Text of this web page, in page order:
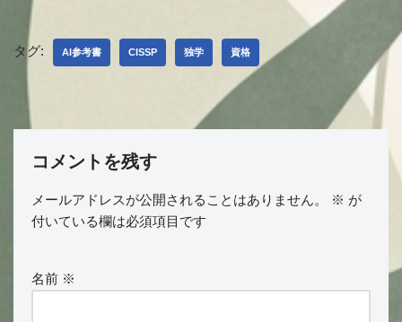
独学で挑む私（や、もしかしたら他の受験者の皆さん）にとっては、その道のりは
タグ: AI参考書 CISSP 独学 資格
コメントを残す
メールアドレスが公開されることはありません。 ※ が
付いている欄は必須項目です
名前 ※